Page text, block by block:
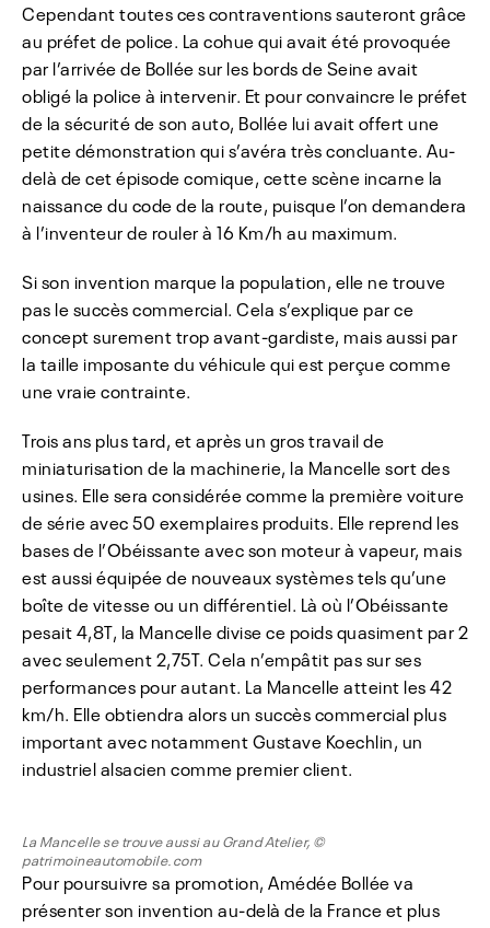
Cependant toutes ces contraventions sauteront grâce
au préfet de police. La cohue qui avait été provoquée
par l’arrivée de Bollée sur les bords de Seine avait
obligé la police à intervenir. Et pour convaincre le préfet
de la sécurité de son auto, Bollée lui avait offert une
petite démonstration qui s’avéra très concluante. Au-
delà de cet épisode comique, cette scène incarne la
naissance du code de la route, puisque l’on demandera
à l’inventeur de rouler à 16 Km/h au maximum.
Si son invention marque la population, elle ne trouve
pas le succès commercial. Cela s’explique par ce
concept surement trop avant-gardiste, mais aussi par
la taille imposante du véhicule qui est perçue comme
une vraie contrainte.
Trois ans plus tard, et après un gros travail de
miniaturisation de la machinerie, la Mancelle sort des
usines. Elle sera considérée comme la première voiture
de série avec 50 exemplaires produits. Elle reprend les
bases de l’Obéissante avec son moteur à vapeur, mais
est aussi équipée de nouveaux systèmes tels qu’une
boîte de vitesse ou un différentiel. Là où l’Obéissante
pesait 4,8T, la Mancelle divise ce poids quasiment par 2
avec seulement 2,75T. Cela n’empâtit pas sur ses
performances pour autant. La Mancelle atteint les 42
km/h. Elle obtiendra alors un succès commercial plus
important avec notamment Gustave Koechlin, un
industriel alsacien comme premier client.
La Mancelle se trouve aussi au Grand Atelier, ©
patrimoineautomobile.com
Pour poursuivre sa promotion, Amédée Bollée va
présenter son invention au-delà de la France et plus